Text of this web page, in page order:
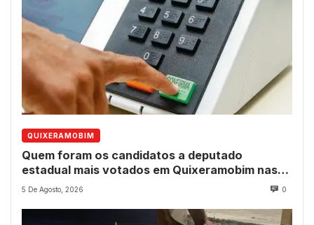
QUIXERAMOBIM
Quem foram os candidatos a deputado
estadual mais votados em Quixeramobim nas
eleições de 2022?
5 De Agosto, 2026 0